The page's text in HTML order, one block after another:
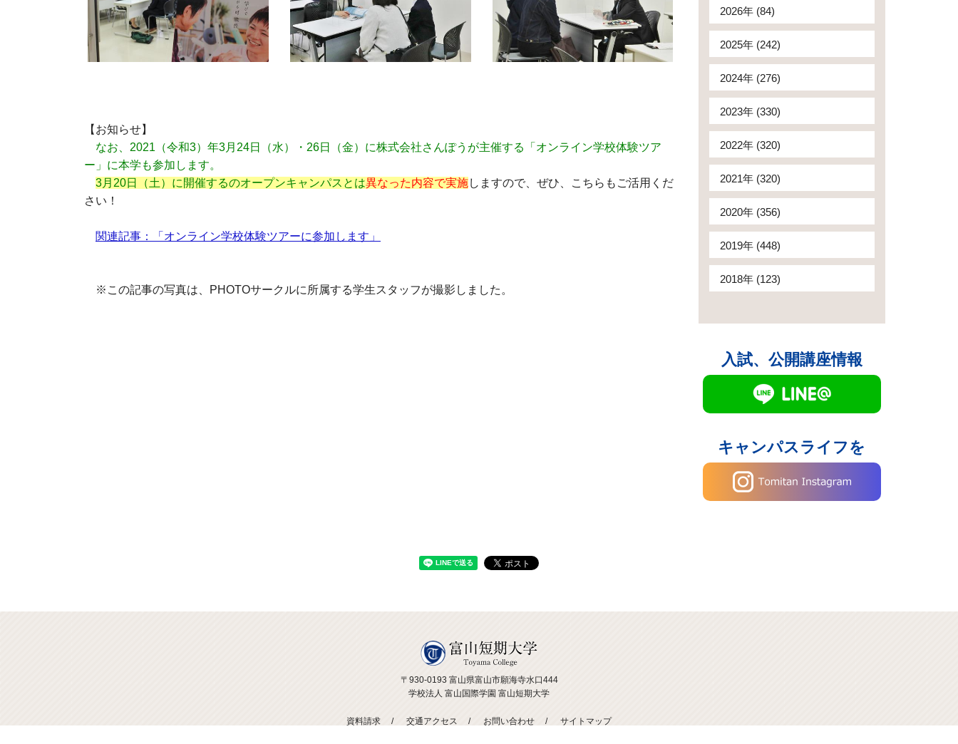
【お知らせ】
なお、2021（令和3）年3月24日（水）・26日（金）に株式会社さんぽうが主催する「オンライン学校体験ツア
ー」に本学も参加します。
3月20日（土）に開催するのオープンキャンパスとは異なった内容で実施しますので、 ぜひ、こちらもご活用くだ
さい！
関連記事：「オンライン学校体験ツアーに参加します」
※この記事の写真は、PHOTOサークルに所属する学生スタッフが撮影しました。
2026年 (84)
2025年 (242)
2024年 (276)
2023年 (330)
2022年 (320)
2021年 (320)
2020年 (356)
2019年 (448)
2018年 (123)
入試、公開講座情報
キャンパスライフを
〒930-0193 富山県富山市願海寺水口444
学校法人 富山国際学園 富山短期大学
資料請求 交通アクセス お問い合わせ サイトマップ